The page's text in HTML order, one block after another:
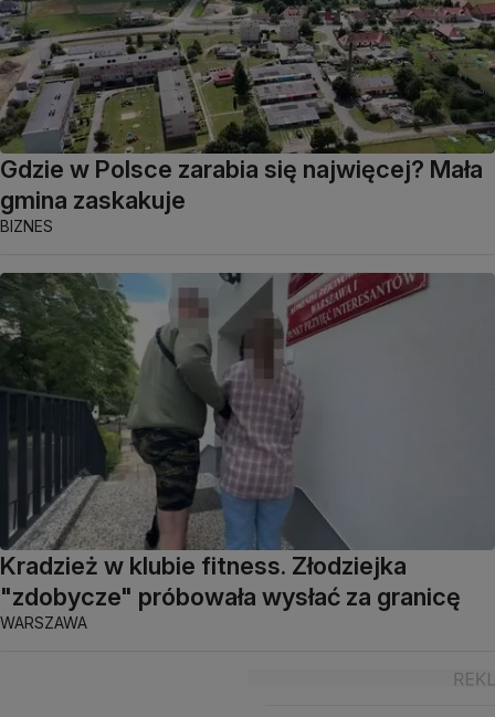
Gdzie w Polsce zarabia się najwięcej? Mała
gmina zaskakuje
BIZNES
Kradzież w klubie fitness. Złodziejka
"zdobycze" próbowała wysłać za granicę
WARSZAWA